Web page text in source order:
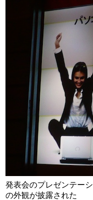
発表会のプレゼンテー
の外観が披露された